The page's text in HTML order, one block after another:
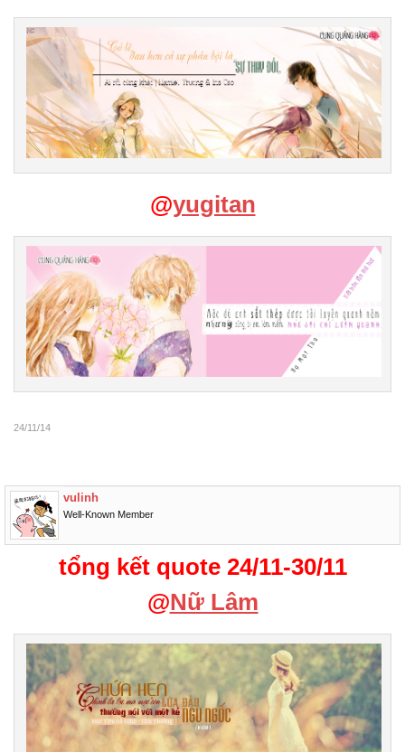
@yugitan
24/11/14
vulinh
Well-Known Member
tổng kết quote 24/11-30/11
@Nữ Lâm